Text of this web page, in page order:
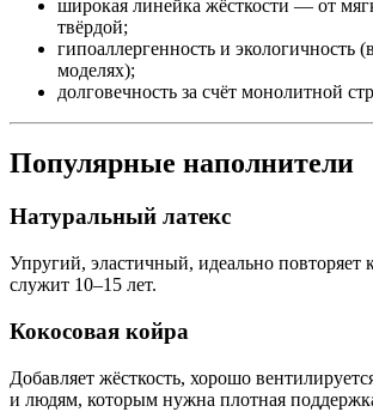
широкая линейка жёсткости — от
твёрдой;
гипоаллергенность и экологичность
моделях);
долговечность за счёт монолитной
Популярные наполнители
Натуральный латекс
Упругий, эластичный, идеально повторяет
служит 10–15 лет.
Кокосовая койра
Добавляет жёсткость, хорошо
и людям, которым нужна плотная